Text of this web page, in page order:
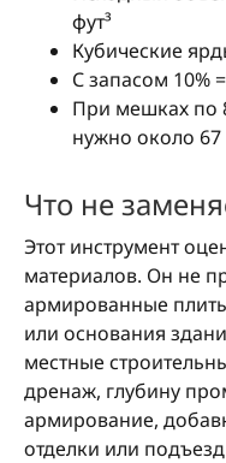
фут³
Кубические
С запасом 10%
При мешках по
нужно около
Что не
Этот инструмент
материалов. Он не
армированные
или основания
местные
дренаж, глубину
армирование,
отделки или